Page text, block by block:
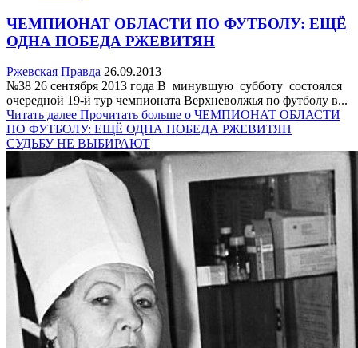
ЧЕМПИОНАТ ОБЛАСТИ ПО ФУТБОЛУ: ЕЩЁ
ОДНА ПОБЕДА РЖЕВИТЯН
Ржевская Правда 26.09.2013
№38 26 сентября 2013 года В минувшую субботу состоялся
очередной 19-й тур чемпионата Верхневолжья по футболу в...
Читать далее Прочитать больше о ЧЕМПИОНАТ ОБЛАСТИ
ПО ФУТБОЛУ: ЕЩЁ ОДНА ПОБЕДА РЖЕВИТЯН
СУДЬБУ НЕ ВЫБИРАЮТ